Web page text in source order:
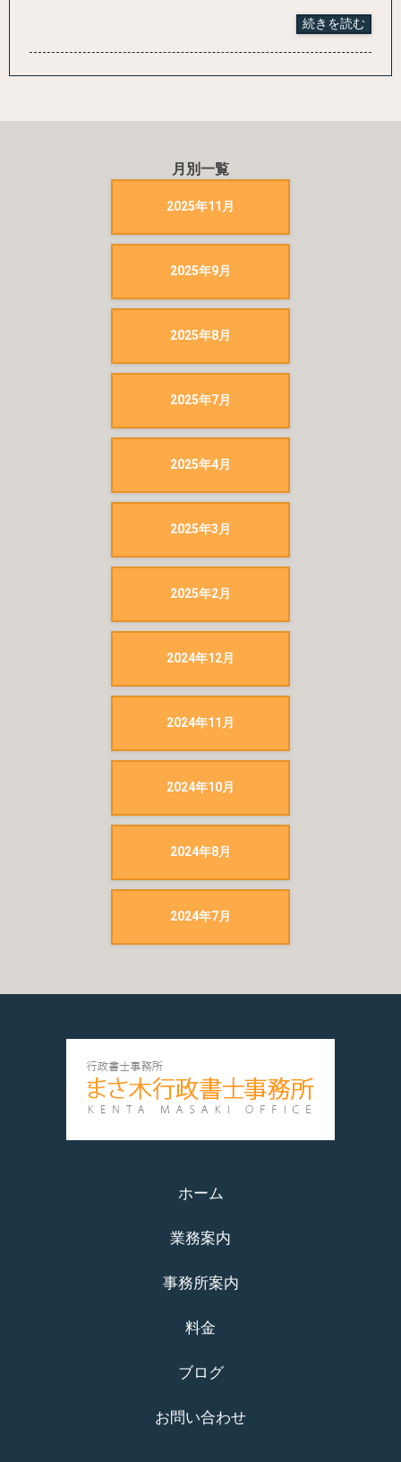
続きを読む
月別一覧
2025年11月
2025年9月
2025年8月
2025年7月
2025年4月
2025年3月
2025年2月
2024年12月
2024年11月
2024年10月
2024年8月
2024年7月
ホーム
業務案内
事務所案内
料金
ブログ
お問い合わせ